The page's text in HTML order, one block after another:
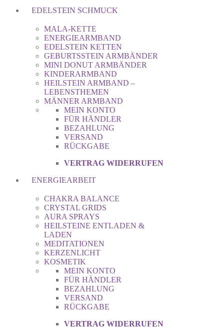
EDELSTEIN SCHMUCK
MALA-KETTE
ENERGIEARMBAND
EDELSTEIN KETTEN
GEBURTSSTEIN ARMBÄNDER
MINI DONUT ARMBÄNDER
KINDERARMBAND
HEILSTEIN ARMBAND –
LEBENSTHEMEN
MÄNNER ARMBAND
MEIN KONTO
FÜR HÄNDLER
BEZAHLUNG
VERSAND
RÜCKGABE
VERTRAG WIDERRUFEN
ENERGIEARBEIT
CHAKRA BALANCE
CRYSTAL GRIDS
AURA SPRAYS
HEILSTEINE ENTLADEN &
LADEN
MEDITATIONEN
KERZENLICHT
KOSMETIK
MEIN KONTO
FÜR HÄNDLER
BEZAHLUNG
VERSAND
RÜCKGABE
VERTRAG WIDERRUFEN